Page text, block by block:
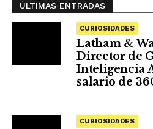
ÚLTIMAS ENTRADAS
CURIOSIDADES
Latham &
Director de
Inteligencia
salario de
CURIOSIDADES